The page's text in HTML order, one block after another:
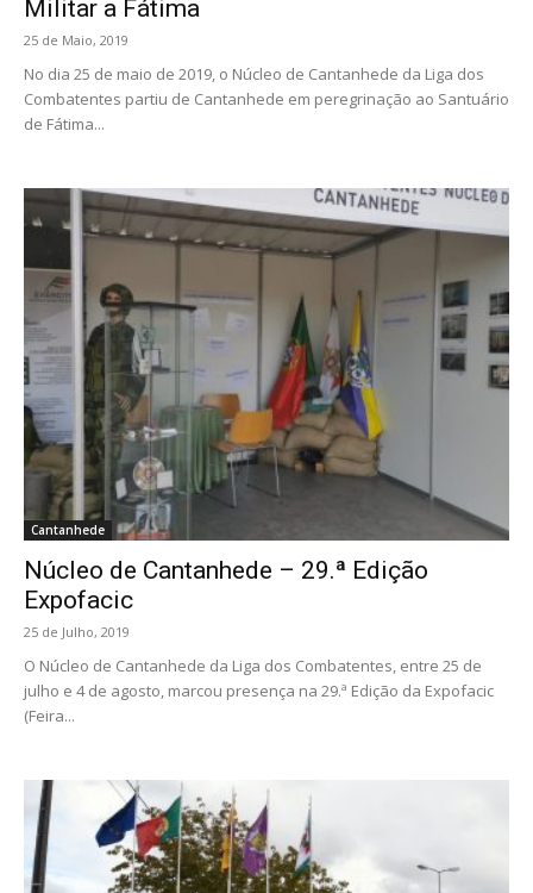
Militar a Fátima
25 de Maio, 2019
No dia 25 de maio de 2019, o Núcleo de Cantanhede da Liga dos
Combatentes partiu de Cantanhede em peregrinação ao Santuário
de Fátima...
Cantanhede
Núcleo de Cantanhede – 29.ª Edição
Expofacic
25 de Julho, 2019
O Núcleo de Cantanhede da Liga dos Combatentes, entre 25 de
julho e 4 de agosto, marcou presença na 29.ª Edição da Expofacic
(Feira...